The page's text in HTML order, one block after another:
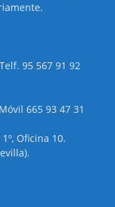
95 567 91 92
665 93 47 31
Oficina 10.